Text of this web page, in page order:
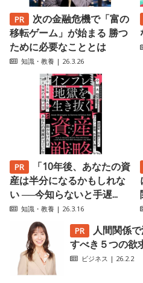
次の金融危機で「富の
移転ゲーム」が始まる 勝つ
ために必要なこととは
知識・教養 | 26.3.26
「10年後、あなたの資
産は半分になるかもしれな
い ──今知らないと手遅...
知識・教養 | 26.3.16
人間関係
すべき５つの欲
ビジネス | 26.2.2